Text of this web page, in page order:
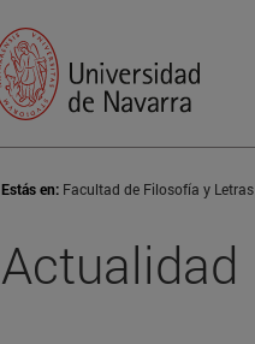
Estás en: Facultad de Filosofía y Letras
Actualidad